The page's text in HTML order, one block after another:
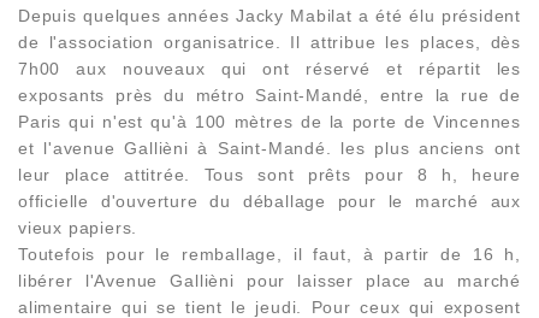
Depuis quelques années Jacky Mabilat a été élu président
de l'association organisatrice. Il attribue les places, dès
7h00 aux nouveaux qui ont réservé et répartit les
exposants près du métro Saint-Mandé, entre la rue de
Paris qui n'est qu'à 100 mètres de la porte de Vincennes
et l'avenue Gallièni à Saint-Mandé. les plus anciens ont
leur place attitrée. Tous sont prêts pour 8 h, heure
officielle d'ouverture du déballage pour le marché aux
vieux papiers.
Toutefois pour le remballage, il faut, à partir de 16 h,
libérer l'Avenue Gallièni pour laisser place au marché
alimentaire qui se tient le jeudi. Pour ceux qui exposent